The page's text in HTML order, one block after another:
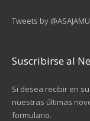
Tweets by
Suscribirse al
Si desea recibir en
nuestras últimas
formulario.